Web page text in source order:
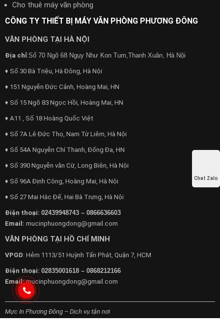
Cho thuê máy văn phòng
CÔNG TY THIẾT BỊ MÁY VĂN PHÒNG PHƯƠNG ĐÔNG
VĂN PHÒNG TẠI HÀ NỘI
Địa chỉ:Số 70 Ngõ 68 Ngụy Như Kon Tum,Thanh Xuân, Hà Nội
♦ Số 30 Bà Triệu, Hà Đông, Hà Nội
♦ 151 Nguyễn Đức Cảnh, Hoàng Mai, HN
♦ Số 15 Ngõ 83 Ngọc Hồi, Hoàng Mai, HN
♦ A11 , Số 18 Hoàng Quốc Việt
♦ Số 7A Lê Đức Thọ, Nam Từ Liêm, Hà Nội
♦ Số 54A Nguyễn Chí Thanh, Đống Đa, HN
♦ Số 390 Nguyễn văn Cừ, Long Biên, Hà Nội
♦ Số 96A Định Công, Hoàng Mai, Hà Nội
♦ Số 27 Mai Hắc Đế, Hai Bà Trưng, Hà Nội
Điện thoại: 02439948743 – 0866636603
Email: mucinphuongdong@gmail.com
VĂN PHÒNG TẠI HỒ CHÍ MINH
VPGD: Hẻm 1113/51 Huỳnh Tấn Phát, Quận 7, HCM
Điện thoại: 02835001618 – 0868212166
Email: mucinphuongdong@gmail.com
Mực In Phương Đông – Dịch vụ tận nơi
Chat Zalo